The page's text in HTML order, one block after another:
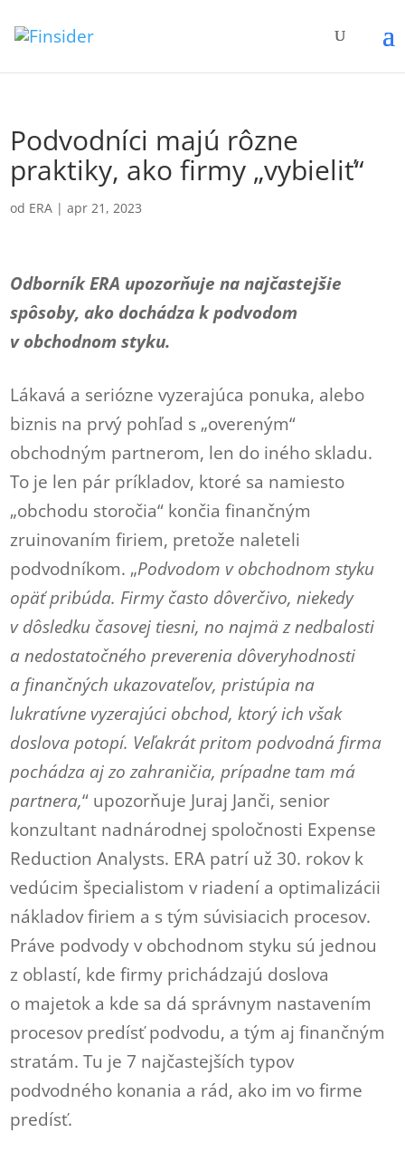
Podvodníci majú rôzne
praktiky, ako firmy „vybieliť“
od ERA |apr 21, 2023
Odborník ERA upozorňuje na najčastejšie
spôsoby, ako dochádza k podvodom
v obchodnom styku.
Lákavá a seriózne vyzerajúca ponuka, alebo
biznis na prvý pohľad s „overeným“
obchodným partnerom, len do iného skladu.
To je len pár príkladov, ktoré sa namiesto
„obchodu storočia“ končia finančným
zruinovaním firiem, pretože naleteli
podvodníkom. „Podvodom v obchodnom styku
opäť pribúda. Firmy často dôverčivo, niekedy
v dôsledku časovej tiesni, no najmä z nedbalosti
a nedostatočného preverenia dôveryhodnosti
a finančných ukazovateľov, pristúpia na
lukratívne vyzerajúci obchod, ktorý ich však
doslova potopí. Veľakrát pritom podvodná firma
pochádza aj zo zahraničia, prípadne tam má
partnera,“ upozorňuje Juraj Janči, senior
konzultant nadnárodnej spoločnosti Expense
Reduction Analysts. ERA patrí už 30. rokov k
vedúcim špecialistom v riadení a optimalizácii
nákladov firiem a s tým súvisiacich procesov.
Práve podvody v obchodnom styku sú jednou
z oblastí, kde firmy prichádzajú doslova
o majetok a kde sa dá správnym nastavením
procesov predísť podvodu, a tým aj finančným
stratám. Tu je 7 najčastejších typov
podvodného konania a rád, ako im vo firme
predísť.